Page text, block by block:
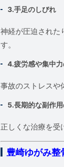
3.手足のしびれ
神経が圧迫された
す。
4.疲労感や集中
事故のストレスや
5.長期的な副作
正しくな治療を受
豊崎ゆがみ整